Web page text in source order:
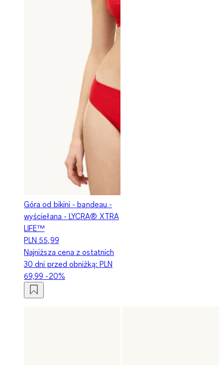
Góra od bikini - bandeau -
wyściełana - LYCRA® XTRA
LIFE™
PLN 55,99
Najniższa cena z ostatnich
30 dni przed obniżką: PLN
69,99 -20%